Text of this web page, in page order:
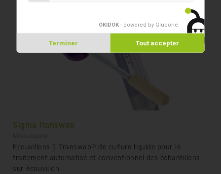
Sigma Transwab
Ecouvillons ∑-Transwab® de culture liquide pour le
traitement automatisé et conventionnel des échantillons
sur écouvillon.
OKIDOK - powered by Glucône
Terminer Tout accepter